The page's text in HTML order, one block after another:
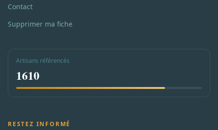
Contact
Supprimer ma fiche
Artisans référencés
1610
RESTEZ INFORMÉ